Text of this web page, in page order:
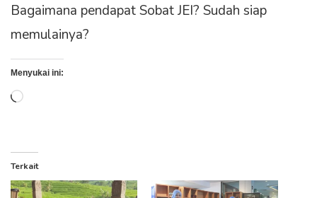
Bagaimana pendapat Sobat JEI? Sudah siap
memulainya?
Menyukai ini:
Memuat...
Terkait